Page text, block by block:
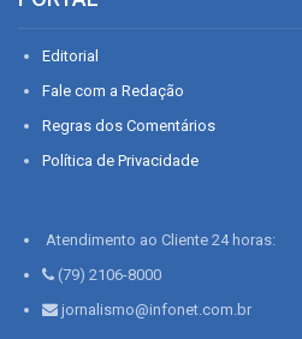
Editorial
Fale com a Redação
Regras dos Comentários
Política de Privacidade
Atendimento ao Cliente 24 horas:
(79) 2106-8000
jornalismo@infonet.com.br